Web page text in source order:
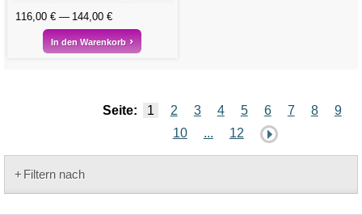
116,00 € 144,00 €
In den Warenkorb
Seite: 1 2 3 4 5 6 7 8
9
10
... 12
Filtern nach